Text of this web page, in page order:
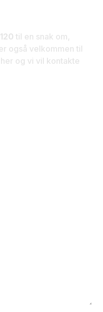
til en snak om,
også velkommen til
og vi vil kontakte